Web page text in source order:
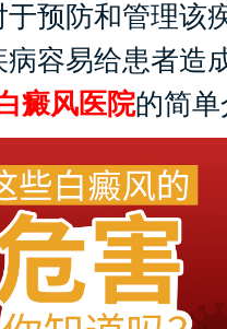
预防和管理该
容易给患者造
癜风医院的简